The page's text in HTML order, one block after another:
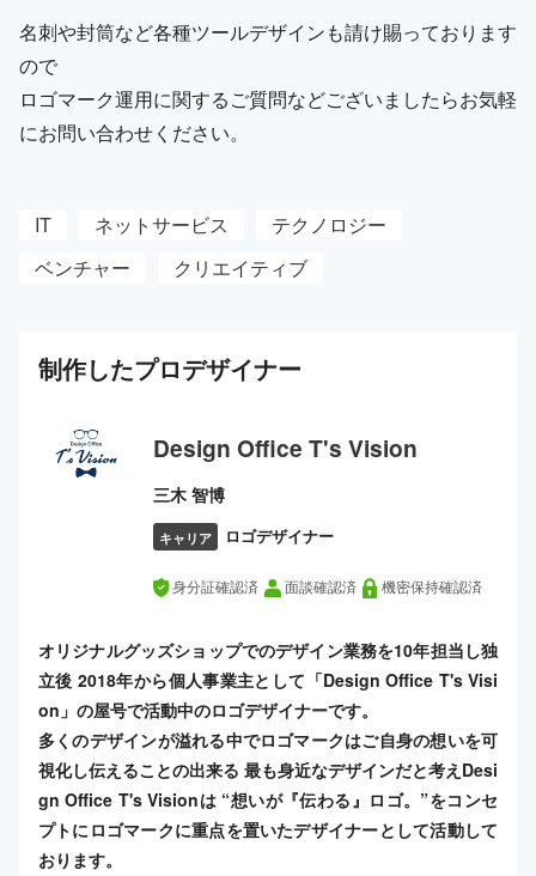
名刺や封筒など各種ツールデザインも請け賜っております
ので
ロゴマーク運用に関するご質問などございましたらお気軽
にお問い合わせください。
IT ネットサービス
テクノロジー
ベンチャー
クリエイティブ
制作したプロデザイナー
Design Office T's Vision
三木 智博
キャリア ロゴデザイナー
身分証確認済 面談確認済 機密保持確認済
オリジナルグッズショップでのデザイン業務を10年担当し独
立後 2018年から個人事業主として「Design Office T's Visi
on」の屋号で活動中のロゴデザイナーです。
多くのデザインが溢れる中でロゴマークはご自身の想いを可
視化し伝えることの出来る 最も身近なデザインだと考えDesi
gn Office T's Visionは “想いが『伝わる』ロゴ。”​ をコンセ
プトにロゴマークに重点を置いたデザイナーとして活動して
おります。